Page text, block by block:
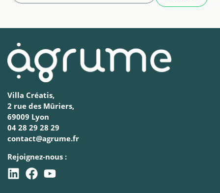
Villa Créatis,
2 rue des Mûriers,
69009 Lyon
04 28 29 28 29
contact@agrume.fr
Rejoignez-nous :